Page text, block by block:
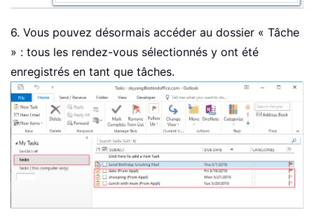
6. Vous pouvez désormais accéder au dossier « Tâche
» : tous les rendez-vous sélectionnés y ont été
enregistrés en tant que tâches.